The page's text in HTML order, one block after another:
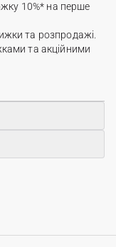
10%* на перше
та розпродажі.
та акційними